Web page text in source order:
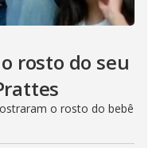
rosto do seu
o rosto do bebê